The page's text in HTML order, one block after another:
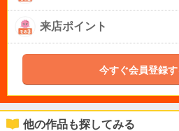
来店ポイント
今すぐ会員登録
他の作品も探してみる